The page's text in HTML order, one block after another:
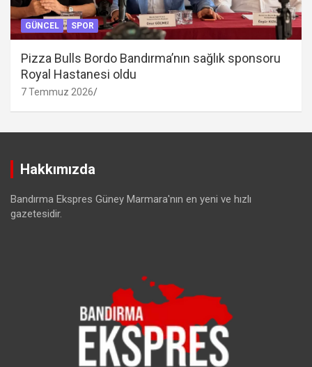
GÜNCEL SPOR
Pizza Bulls Bordo Bandırma’nın sağlık sponsoru
Royal Hastanesi oldu
7 Temmuz 2026
Hakkımızda
Bandırma Ekspres Güney Marmara'nın en yeni ve hızlı
gazetesidir.